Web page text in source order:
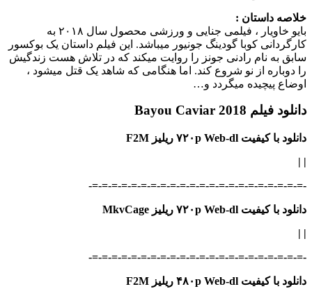
خلاصه داستان :
بایو خاویار ، فیلمی جنایی و ورزشی محصول سال ۲۰۱۸ به
کارگردانی کوبا گودینگ جونیور می‎باشد. این فیلم داستان یک بوکسور
سابق به نام رادنی جونز را روایت می‎کند که در تلاش هست زندگیش
را دوباره از نو شروع کند. اما هنگامی که شاهد یک قتل می‎شود ،
اوضاع پیچیده می‎گردد و…
دانلود فیلم Bayou Caviar 2018
دانلود با کیفیت ۷۲۰p Web-dl ریلیز F2M
|
|
-=-=-=-=-=-=-=-=-=-=-=-=-=-=-=-=-=-=-=-=-=-=-
دانلود با کیفیت ۷۲۰p Web-dl ریلیز MkvCage
|
|
-=-=-=-=-=-=-=-=-=-=-=-=-=-=-=-=-=-=-=-=-=-=-
دانلود با کیفیت ۴۸۰p Web-dl ریلیز F2M